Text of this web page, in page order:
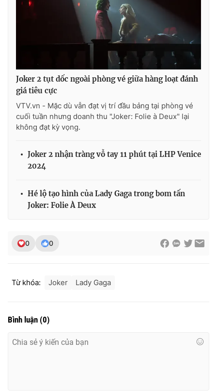
Ðiện thoại Thời báo VTV:
024.66 897 897
toasoan@vtv.vn
024-7300.7108
® Cấm sao chép dưới mọi hình thức nếu không có sự chấp
thông tin từ website này.
Joker 2 tụt dốc ngoài phòng vé giữa hàng loạt đánh
giá tiêu cực
VTV.vn - Mặc dù vẫn đạt vị trí đầu bảng tại phòng vé
cuối tuần nhưng doanh thu "Joker: Folie à Deux" lại
không đạt kỳ vọng.
Joker 2 nhận tràng vỗ tay 11 phút tại LHP Venice
2024
Hé lộ tạo hình của Lady Gaga trong bom tấn
Joker: Folie À Deux
0 0
Từ khóa: Joker Lady Gaga
Bình luận (0)